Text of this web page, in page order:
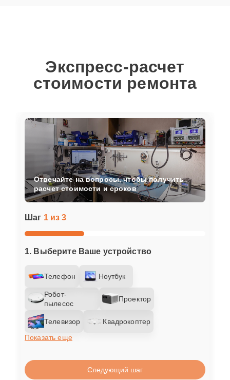
Экспресс-расчет
стоимости ремонта
Шаг 1 из 3
1. Выберите Ваше устройство
Телефон Ноутбук
Робот-
пылесос
Проектор
Телевизор
Квадрокоптер
Показать еще
Отвечайте на вопросы, чтобы получить
расчет стоимости и сроков
Следующий шаг